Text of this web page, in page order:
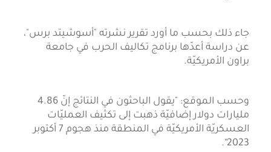
جاء ذلك بحسب ما أورد تقرير نشرته "أسوشيتد برس"،
عن دراسة أعدّها برنامج تكاليف الحرب في جامعة
براون الأمريكيّة.
وحسب الموقع: "يقول الباحثون في النتائج إنّ 4.86
مليارات دولار إضافيّة ذهبت إلى تكثيف العمليّات
العسكريّة الأمريكيّة في المنطقة منذ هجوم 7 أكتوبر
2023“.